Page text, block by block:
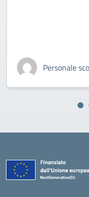
Personale